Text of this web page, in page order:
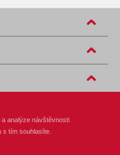
CZ-615 00 Brno
analýze návštěvnosti
s tím souhlasíte.